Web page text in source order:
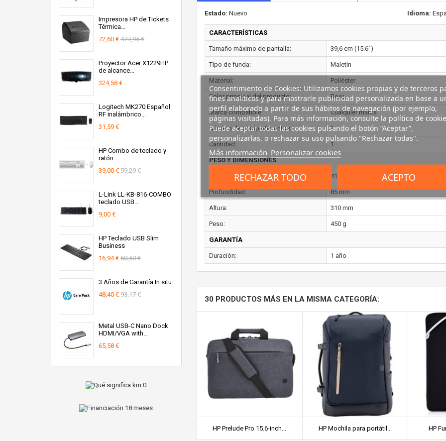
Impresora HP de Tickets
Térmica...
72,60 € 477,95 €
Proyector Acer X1229HP
de alcance...
324,58 €
Logitech MK270 Español
RF inalámbrico...
31,59 €
HP Combo de teclado y
ratón...
39,00 € 59,29 €
L-Link LL-KB-816-COMBO
teclado USB...
9,00 €
HP Teclado USB Slim
Business
16,94 € 60,50 €
3 Años de Garantía In situ
48,40 € 93,17 €
Metal USB-C Nano Dock
HDMI/VGA with...
65,58 €
Estado: Nuevo Idioma:
CARACTERÍSTICAS
Tamaño máximo de pantalla: 39,6 cm (15.6")
Tipo de funda: Maletín
Material: Poliéster
Color principal del producto: Rosa
Marca compatible: Cualquier marca
Número de compartimentos: 3
Cantidad: 1
PESO Y DIMENSIONES
410 mm
Profundidad: 85 mm
Altura: 310 mm
Peso: 450 g
GARANTÍA
Duración: 1 año
30 PRODUCTOS MÁS EN LA MISMA CATEGORÍA:
HP Prelude Pro 15.6-inch... HP Mochila para portátil... HP
Consentimiento de Cookies: Utilizamos cookies propias y de terceros
fines analíticos y para mostrarle publicidad personalizada en base a
perfil elaborado a partir de sus hábitos de navegación (por ejemplo,
páginas visitadas). Para más información, consulte la política de
Puede aceptar todas las cookies pulsando el botón “Aceptar”,
personalizarlas, o rechazar su uso pulsando "Rechazar todas".
Más información Personalizar cookies
RECHAZAR TODO ACEPTO